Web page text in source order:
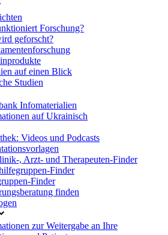
Forschung?
geforscht?
auf einen Blick
Studien
Infomaterialien
auf Ukrainisch
Videos und Podcasts
, Arzt- und Therapeuten-Finder
Finder
Finder
finden
zur Weitergabe an Ihre